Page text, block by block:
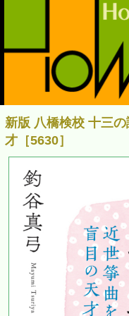
新版 八橋検校 十三
才［5630］